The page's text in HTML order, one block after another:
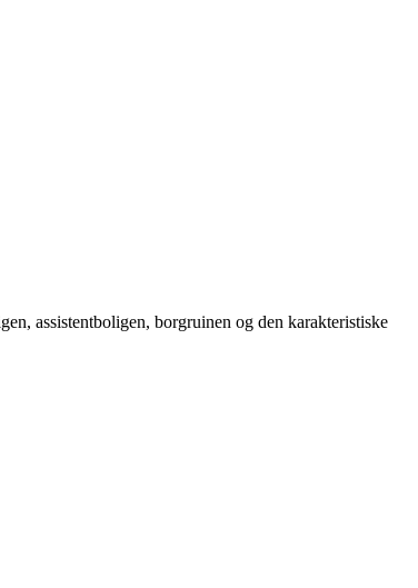
assistentboligen, borgruinen og den karakteristiske